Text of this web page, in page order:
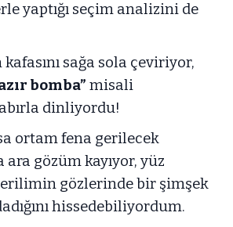
yaptığı seçim analizini de
sağa sola çeviriyor,
bomba” misali
dinliyordu!
ortam fena gerilecek
ara gözüm kayıyor, yüz
gözlerinde bir şimşek
hissedebiliyordum.